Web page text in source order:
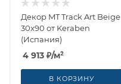
Декор MT Track Art Beige
30x90 от Keraben
(Испания)
4 913 ₽/м²
В КОРЗИНУ